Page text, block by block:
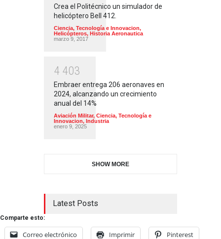
Crea el Politécnico un simulador de
helicóptero Bell 412.
Ciencia, Tecnología e Innovacion,
Helicópteros, Historia Aeronautica
marzo 9, 2017
4 403
Embraer entrega 206 aeronaves en
2024, alcanzando un crecimiento
anual del 14%
Aviación Militar, Ciencia, Tecnología e
Innovacion, Industria
enero 9, 2025
SHOW MORE
Latest Posts
Comparte esto:
Correo electrónico Imprimir Pinterest